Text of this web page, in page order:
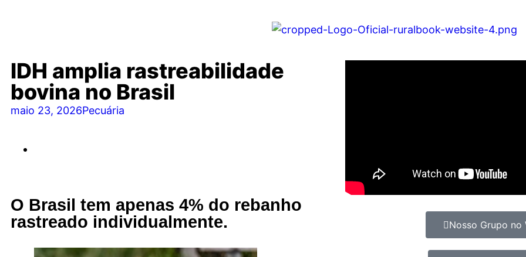
IDH amplia rastreabilidade
bovina no Brasil
maio 23, 2026Pecuária
O Brasil tem apenas 4% do rebanho
rastreado individualmente.
Nosso Grupo no